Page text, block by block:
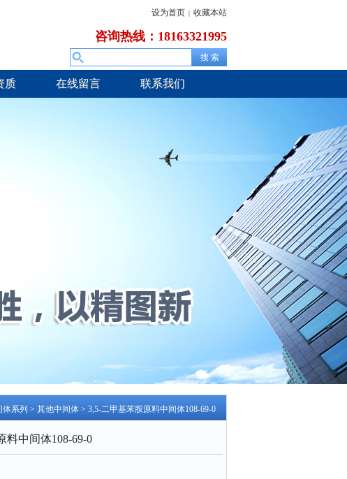
设为首页 | 收藏本站
咨询热线：18163321995
质 在线留言 联系我们
体系列 > 其他中间体 > 3,5-二甲基苯胺原料中间体108-69-0
料中间体108-69-0